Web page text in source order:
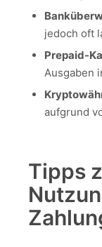
jedoch oft
Prepaid-
Ausgaben
aufgrund
Tipps